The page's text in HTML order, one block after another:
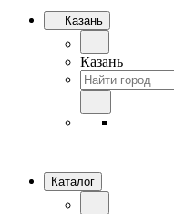
Казань
Казань
Каталог